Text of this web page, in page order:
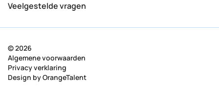
Veelgestelde vragen
© 2026
Algemene voorwaarden
Privacy verklaring
Design byOrangeTalent